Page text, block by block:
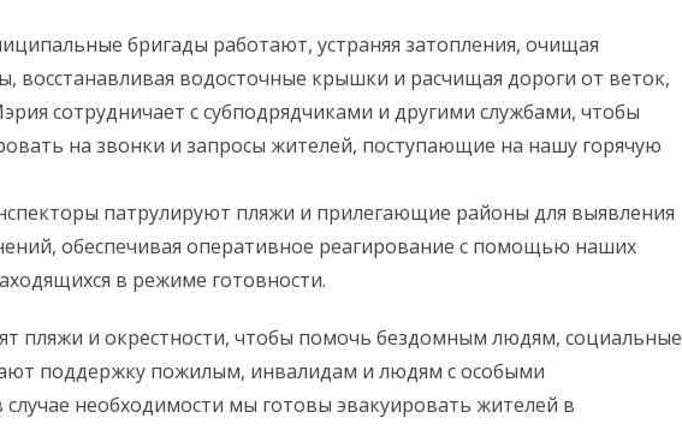
бригады работают, устраняя затопления, очищая
восстанавливая водосточные крышки и расчищая дороги от веток,
сотрудничает с субподрядчиками и другими службами, чтобы
на звонки и запросы жителей, поступающие на нашу горячую
патрулируют пляжи и прилегающие районы для выявления
обеспечивая оперативное реагирование с помощью наших
в режиме готовности.
пляжи и окрестности, чтобы помочь бездомным людям, социальные
поддержку пожилым, инвалидам и людям с особыми
случае необходимости мы готовы эвакуировать жителей в